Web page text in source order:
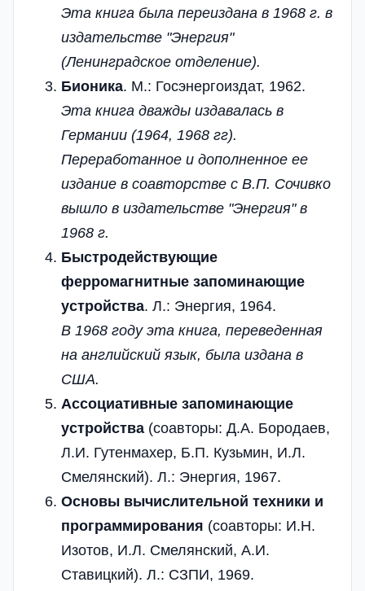
Эта книга была переиздана в 1968 г. в
издательстве "Энергия"
(Ленинградское отделение).
Бионика. М.: Госэнергоиздат, 1962.
Эта книга дважды издавалась в
Германии (1964, 1968 гг).
Переработанное и дополненное ее
издание в соавторстве с В.П. Сочивко
вышло в издательстве "Энергия" в
1968 г.
Быстродействующие
ферромагнитные запоминающие
устройства. Л.: Энергия, 1964.
В 1968 году эта книга, переведенная
на английский язык, была издана в
США.
Ассоциативные запоминающие
устройства (соавторы: Д.А. Бородаев,
Л.И. Гутенмахер, Б.П. Кузьмин, И.Л.
Смелянский). Л.: Энергия, 1967.
Основы вычислительной техники и
программирования (соавторы: И.Н.
Изотов, И.Л. Смелянский, А.И.
Ставицкий). Л.: СЗПИ, 1969.